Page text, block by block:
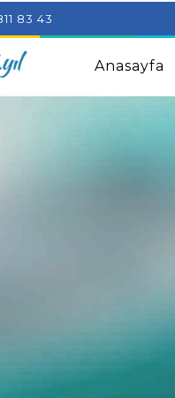
and tutorials
For People With Acne
83 43
Anasayfa